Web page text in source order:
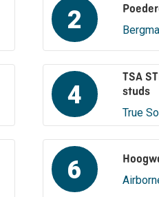
2
TSA
studs
True
4
6